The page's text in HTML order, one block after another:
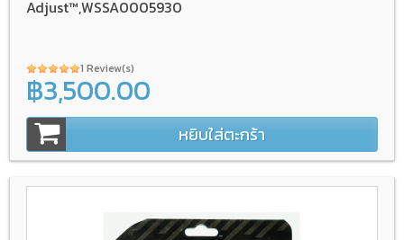
Adjust™,WSSA0005930
1 Review(s)
฿3,500.00
หยิบใส่ตะกร้า